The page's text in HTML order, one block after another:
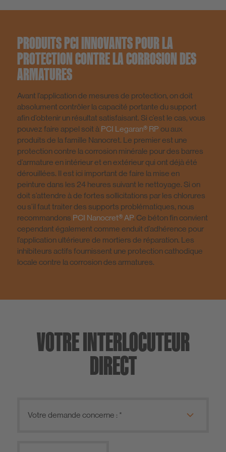
Colle de construction / Colles de montage
Additifs pour mortier
Outillage
Produits à très faibles émissions
Produits certifiés Eco-Bau
Enduit fin
Enduit de rénovation
Mortier d’égalisation / Crépis étanche
PRODUITS PCI INNOVANTS POUR LA
PROTECTION CONTRE LA CORROSION DES
ARMATURES
Avant l’application de mesures de protection, on doit
absolument contrôler la capacité portante du support
afin d’obtenir un résultat satisfaisant. Si c’est le cas, vous
pouvez faire appel soit à PCI Legaran® RP ou aux
produits de la famille Nanocret. Le premier est une
protection contre la corrosion minérale pour des barres
d’armature en intérieur et en extérieur qui ont déjà été
dérouillées. Il est ici important de faire la mise en
peinture dans les 24 heures suivant le nettoyage. Si on
doit s’attendre à de fortes sollicitations par les chlorures
ou s’il faut traiter des supports problématiques, nous
recommandons PCI Nanocret® AP. Ce béton fin convient
cependant également comme enduit d’adhérence pour
l’application ultérieure de mortiers de réparation. Les
inhibiteurs actifs fournissent une protection cathodique
locale contre la corrosion des armatures.
VOTRE INTERLOCUTEUR
DIRECT